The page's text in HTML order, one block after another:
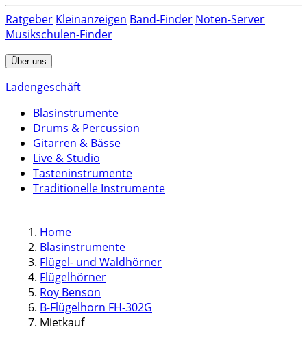
Ratgeber Kleinanzeigen Band-Finder Noten-Server
Musikschulen-Finder
Über uns
Ladengeschäft
Blasinstrumente
Drums & Percussion
Gitarren & Bässe
Live & Studio
Tasteninstrumente
Traditionelle Instrumente
Home
Blasinstrumente
Flügel- und Waldhörner
Flügelhörner
Roy Benson
B-Flügelhorn FH-302G
Mietkauf